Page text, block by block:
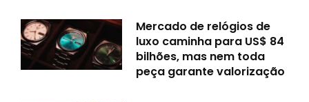
Mercado de relógios de
luxo caminha para US$ 84
bilhões, mas nem toda
peça garante valorização